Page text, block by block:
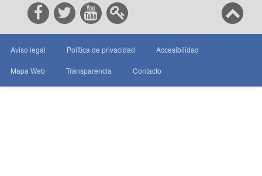
Aviso legal Política de privacidad Accesibilidad
Mapa Web Transparencia Contacto